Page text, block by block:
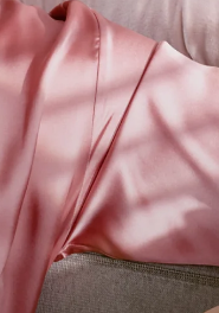
我的訂閱
預計送達日期 8/11/26
預計送達日期8/10/26
預計送達日期8/10/26
預計送達日期 8/13/26